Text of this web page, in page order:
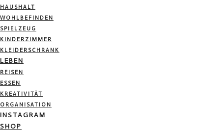
HAUSHALT
WOHLBEFINDEN
SPIELZEUG
KINDERZIMMER
KLEIDERSCHRANK
LEBEN
REISEN
ESSEN
KREATIVITÄT
ORGANISATION
INSTAGRAM
SHOP